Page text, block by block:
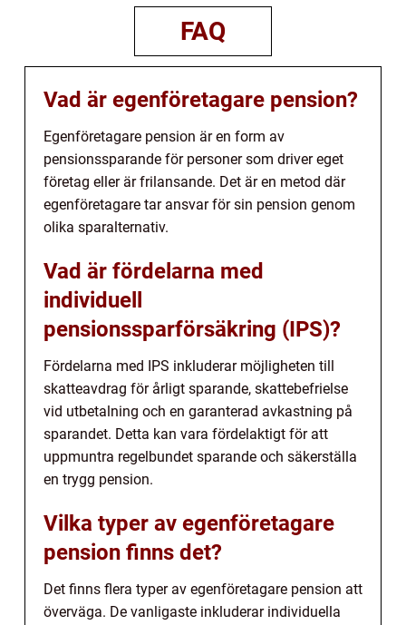
FAQ
Vad är egenföretagare pension?
Egenföretagare pension är en form av
pensionssparande för personer som driver eget
företag eller är frilansande. Det är en metod där
egenföretagare tar ansvar för sin pension genom
olika sparalternativ.
Vad är fördelarna med
individuell
pensionssparförsäkring (IPS)?
Fördelarna med IPS inkluderar möjligheten till
skatteavdrag för årligt sparande, skattebefrielse
vid utbetalning och en garanterad avkastning på
sparandet. Detta kan vara fördelaktigt för att
uppmuntra regelbundet sparande och säkerställa
en trygg pension.
Vilka typer av egenföretagare
pension finns det?
Det finns flera typer av egenföretagare pension att
överväga. De vanligaste inkluderar individuella